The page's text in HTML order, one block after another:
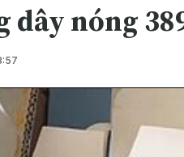
dây nóng